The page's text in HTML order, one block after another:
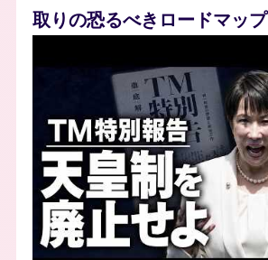
取りの恐るべきロードマップ